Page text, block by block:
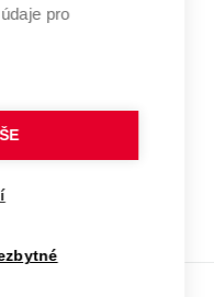
pro